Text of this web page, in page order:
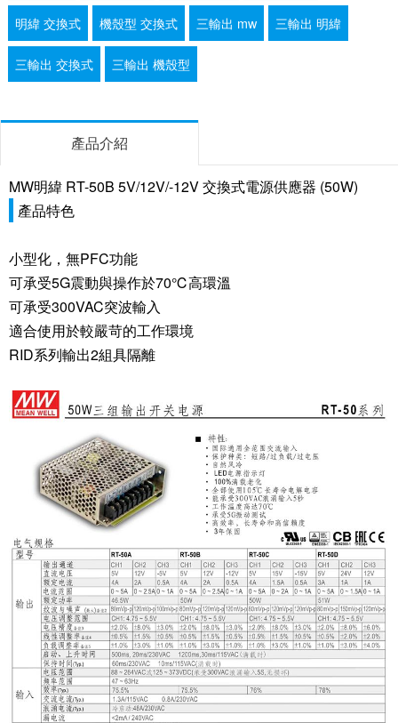
明緯 交換式 機殼型 交換式 三輸出 mw 三輸出 明緯
三輸出 交換式 三輸出 機殼型
產品介紹
MW明緯 RT-50B 5V/12V/-12V 交換式電源供應器 (50W)
產品特色
小型化，無PFC功能
可承受5G震動與操作於70℃高環溫
可承受300VAC突波輸入
適合使用於較嚴苛的工作環境
RID系列輸出2組具隔離